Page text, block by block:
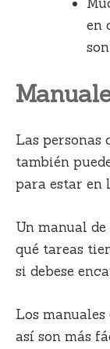
en
Las personas
también
para estar en
Un manual
qué tareas
si debese
Los
así son más